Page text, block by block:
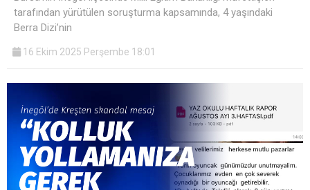
tarafından yürütülen soruşturma kapsamında, 4 yaşındaki
Berra Dizi’nin
16 Ekim 2025 Perşembe 18:01